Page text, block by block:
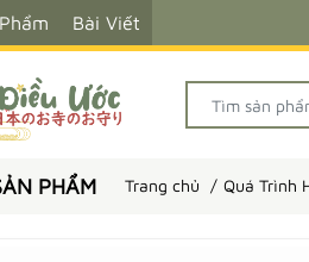
Bài Viết
PHẨM Trang chủ Quá Trình